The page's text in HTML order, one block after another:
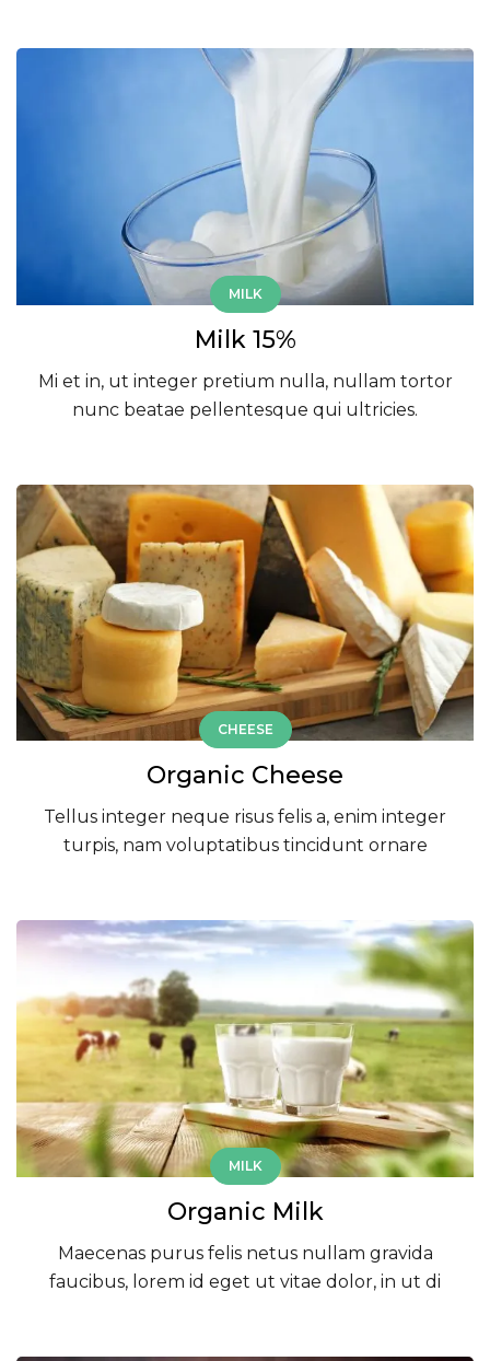
MILK
Milk 15%
Mi et in, ut integer pretium nulla, nullam tortor
nunc beatae pellentesque qui ultricies.
CHEESE
Organic Cheese
Tellus integer neque risus felis a, enim integer
turpis, nam voluptatibus tincidunt ornare
MILK
Organic Milk
Maecenas purus felis netus nullam gravida
faucibus, lorem id eget ut vitae dolor, in ut di